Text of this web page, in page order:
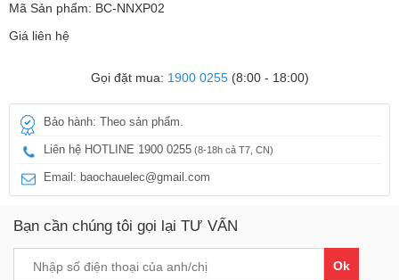
Mã Sản phẩm: BC-NNXP02
Giá liên hệ
Gọi đặt mua: 1900 0255(8:00 - 18:00)
Bảo hành: Theo sản phẩm.
Liên hệ HOTLINE 1900 0255 (8-18h cả T7, CN)
Email: baochauelec@gmail.com
Bạn cần chúng tôi gọi lại TƯ VẤN
Ok